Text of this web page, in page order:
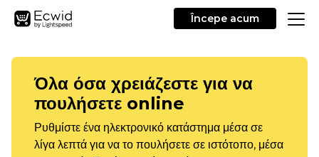
Începe acum
Όλα όσα χρειάζεστε για να
πουλήσετε online
Ρυθμίστε ένα ηλεκτρονικό κατάστημα μέσα σε
λίγα λεπτά για να το πουλήσετε σε ιστότοπο, μέσα